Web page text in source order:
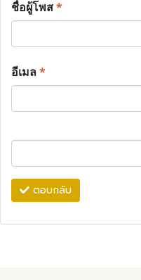
ชื่อผู้โพส*
อีเมล*
ตอบกลับ